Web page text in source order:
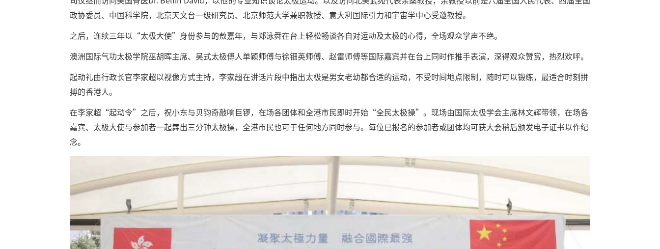
政协委员、中国科学院，北京天文台一级研究员、北京师范大学兼职教授、意大利国际引力和宇宙学中心受邀教授。
之后，连续三年以“太极大使”身份参与的敖嘉年，与郑泳舜在台上轻松畅谈各自对运动及太极的心得，全场观众掌声不绝。
澳洲国际气功太极学院巫胡晖主席、吴式太极傅人单颖师傅与徐钿英师傅、赵雷师傅等国际嘉宾并在台上同时作推手表演，深得观众赞赏，热烈欢呼。
起动礼由行政长官李家超以视像方式主持，李家超在讲话片段中指出太极是男女老幼都合适的运动，不受时间地点限制，随时可以锻练，最适合时刻拼
搏的香港人。
在李家超“起动令”之后，祝小东与贝钧奇敲响巨锣，在场各团体和全港市民即时开始“全民太极操”。现场由国际太极学会主席林文辉带领，在场各
嘉宾、太极大使与参加者一起舞出三分钟太极操，全港市民也可于任何地方同时参与。每位已报名的参加者或团体均可获大会稍后颁发电子证书以作纪
念。